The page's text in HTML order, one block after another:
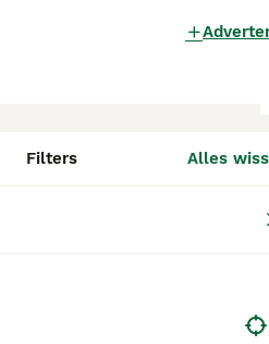
Filters Alles
lijst hebben een kopie
fokken pups met een